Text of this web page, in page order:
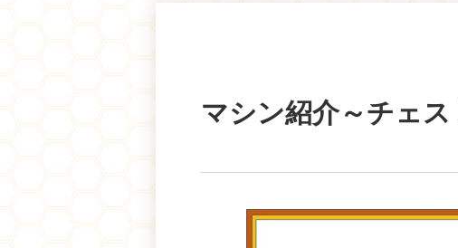
マシン紹介～チェス